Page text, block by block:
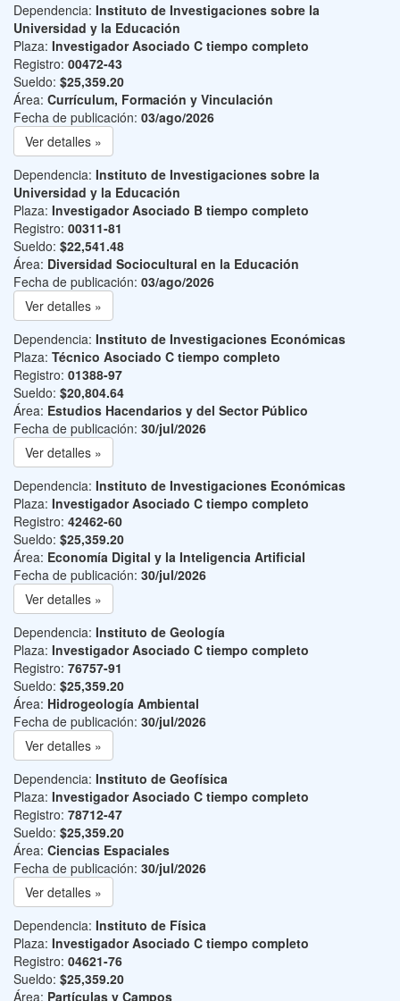
Dependencia: Instituto de Investigaciones sobre la
Universidad y la Educación
Plaza: Investigador Asociado C tiempo completo
Registro: 00472-43
Sueldo: $25,359.20
Área: Currículum, Formación y Vinculación
Fecha de publicación: 03/ago/2026
Ver detalles »
Dependencia: Instituto de Investigaciones sobre la
Universidad y la Educación
Plaza: Investigador Asociado B tiempo completo
Registro: 00311-81
Sueldo: $22,541.48
Área: Diversidad Sociocultural en la Educación
Fecha de publicación: 03/ago/2026
Ver detalles »
Dependencia: Instituto de Investigaciones Económicas
Plaza: Técnico Asociado C tiempo completo
Registro: 01388-97
Sueldo: $20,804.64
Área: Estudios Hacendarios y del Sector Público
Fecha de publicación: 30/jul/2026
Ver detalles »
Dependencia: Instituto de Investigaciones Económicas
Plaza: Investigador Asociado C tiempo completo
Registro: 42462-60
Sueldo: $25,359.20
Área: Economía Digital y la Inteligencia Artificial
Fecha de publicación: 30/jul/2026
Ver detalles »
Dependencia: Instituto de Geología
Plaza: Investigador Asociado C tiempo completo
Registro: 76757-91
Sueldo: $25,359.20
Área: Hidrogeología Ambiental
Fecha de publicación: 30/jul/2026
Ver detalles »
Dependencia: Instituto de Geofísica
Plaza: Investigador Asociado C tiempo completo
Registro: 78712-47
Sueldo: $25,359.20
Área: Ciencias Espaciales
Fecha de publicación: 30/jul/2026
Ver detalles »
Dependencia: Instituto de Física
Plaza: Investigador Asociado C tiempo completo
Registro: 04621-76
Sueldo: $25,359.20
Área: Partículas y Campos